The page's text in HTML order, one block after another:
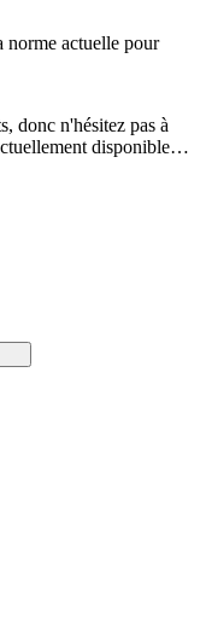
norme actuelle pour
donc n'hésitez pas à
disponibles.